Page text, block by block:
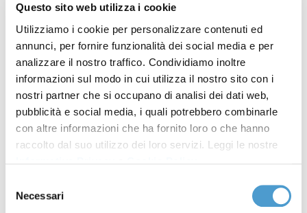
Questo sito web utilizza i cookie
Utilizziamo i cookie per personalizzare contenuti ed
annunci, per fornire funzionalità dei social media e per
analizzare il nostro traffico. Condividiamo inoltre
informazioni sul modo in cui utilizza il nostro sito con i
nostri partner che si occupano di analisi dei dati web,
pubblicità e social media, i quali potrebbero combinarle
con altre informazioni che ha fornito loro o che hanno
raccolto dal suo utilizzo dei loro servizi. Leggi le nostre
delNecessari
cioè in un contesto di squilibrio tra i tuoi debiti e il
patrimonio facilmente liquidabile, con una
conseguente rilevante difficoltà, se non la definitiva
incapacità, di pagare i debiti, puoi accedere alle
procedure di composizione della crisi da
sovraindebitamento già previste dalla l. 3/2012 e oggi
disciplinate dal Codice della crisi (in vigore dal 15
luglio 2022) che consentono di rendere i tuoi debiti
l’esdebitazione.